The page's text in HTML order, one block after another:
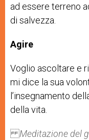
ad essere terreno
di salvezza.
Agire
Voglio ascoltare e
mi dice la sua
l’insegnamento
della vita.
Meditazione del